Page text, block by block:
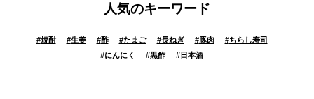
人気のキーワード
#焼酎 #生姜 #酢 #たまご #長ねぎ #豚肉 #ちらし寿司
#にんにく #黒酢 #日本酒